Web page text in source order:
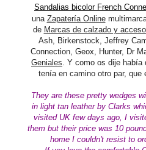
Sandalias bicolor French
una Zapatería Online
de Marcas de calzado y
Ash, Birkenstock, Jeffrey
Connection, Geox, Hunter, Dr
Geniales . Y como os dije
tenía en camino otro par, que
They are these pretty wedges
in light tan leather by Clarks
visited UK few days ago, I
them but their price was 10
home I couldn't resist to